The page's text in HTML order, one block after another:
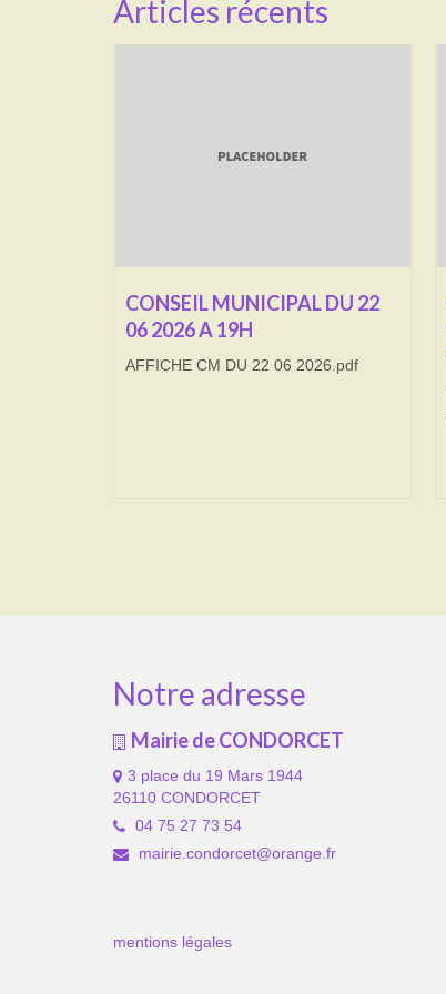
Articles récents
CONSEIL MUNICIPAL DU 22
06 2026 A 19H
AFFICHE CM DU 22 06 2026.pdf
Notre adresse
Mairie de CONDORCET
3 place du 19 Mars 1944
26110 CONDORCET
04 75 27 73 54
mairie.condorcet@orange.fr
mentions légales